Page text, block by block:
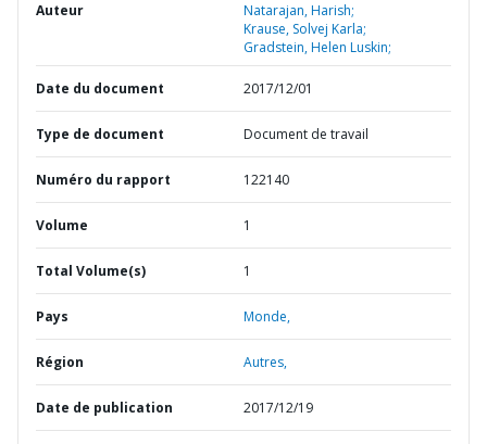
Auteur
Natarajan, Harish;
Krause, Solvej Karla;
Gradstein, Helen Luskin;
Date du document 2017/12/01
Type de document Document de travail
Numéro du rapport 122140
Volume 1
Total Volume(s) 1
Pays Monde,
Région Autres,
Date de publication 2017/12/19